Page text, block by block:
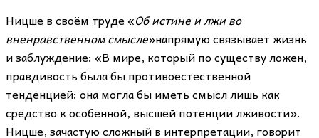
Ницше в своём труде «Об истине и лжи во
вненравственном смысле»напрямую связывает жизнь
и заблуждение: «В мире, который по существу ложен,
правдивость была бы противоестественной
тенденцией: она могла бы иметь смысл лишь как
средство к особенной, высшей потенции лживости».
Ницше, зачастую сложный в интерпретации, говорит